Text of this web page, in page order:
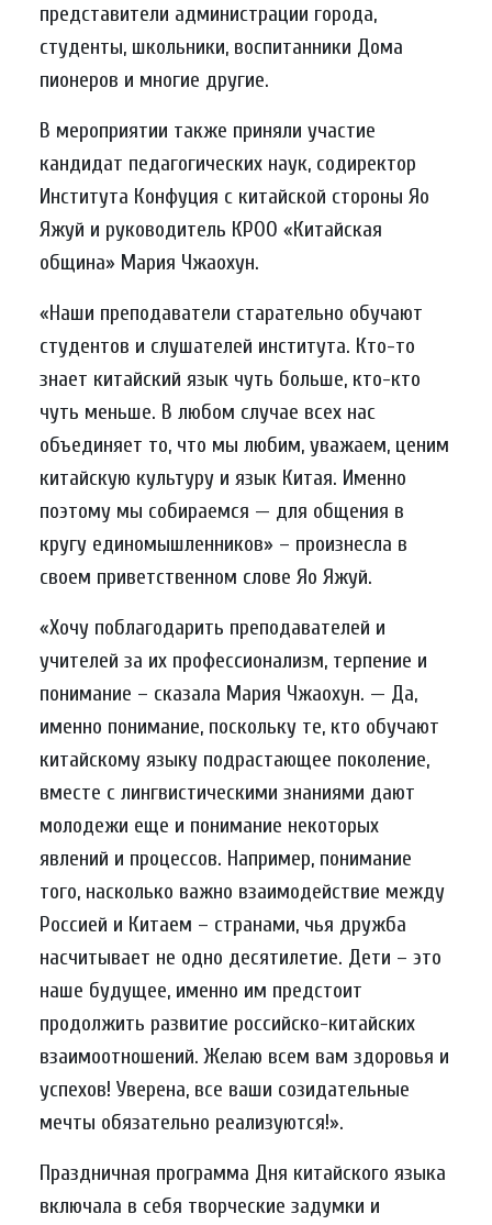
представители администрации города,
студенты, школьники, воспитанники Дома
пионеров и многие другие.
В мероприятии также приняли участие
кандидат педагогических наук, содиректор
Института Конфуция с китайской стороны Яо
Яжуй и руководитель КРОО «Китайская
община» Мария Чжаохун.
«Наши преподаватели старательно обучают
студентов и слушателей института. Кто-то
знает китайский язык чуть больше, кто-кто
чуть меньше. В любом случае всех нас
объединяет то, что мы любим, уважаем, ценим
китайскую культуру и язык Китая. Именно
поэтому мы собираемся — для общения в
кругу единомышленников» – произнесла в
своем приветственном слове Яо Яжуй.
«Хочу поблагодарить преподавателей и
учителей за их профессионализм, терпение и
понимание – сказала Мария Чжаохун. — Да,
именно понимание, поскольку те, кто обучают
китайскому языку подрастающее поколение,
вместе с лингвистическими знаниями дают
молодежи еще и понимание некоторых
явлений и процессов. Например, понимание
того, насколько важно взаимодействие между
Россией и Китаем – странами, чья дружба
насчитывает не одно десятилетие. Дети – это
наше будущее, именно им предстоит
продолжить развитие российско-китайских
взаимоотношений. Желаю всем вам здоровья и
успехов! Уверена, все ваши созидательные
мечты обязательно реализуются!».
Праздничная программа Дня китайского языка
включала в себя творческие задумки и